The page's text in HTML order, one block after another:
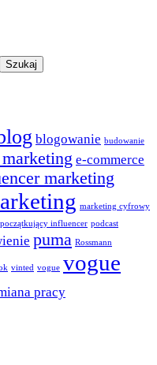
Szukaj
blogowanie budowanie
e-commerce
marketing
marketing cyfrowy
początkujący influencer podcast
puma Rossmann
vinted vogue vogue
pracy